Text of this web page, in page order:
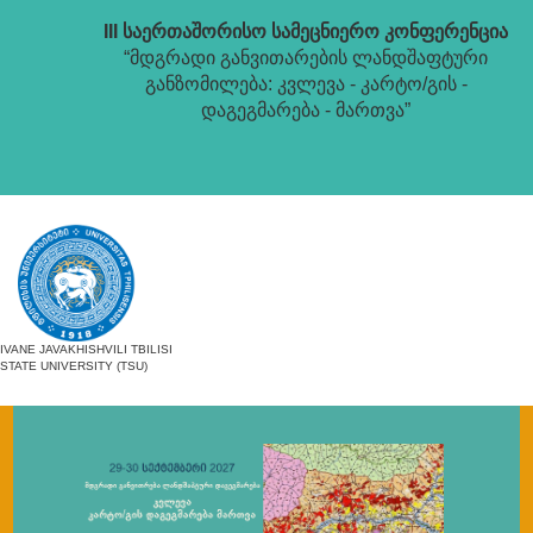
III საერთაშორისო სამეცნიერო კონფერენცია
“მდგრადი განვითარების ლანდშაფტური
განზომილება: კვლევა - კარტო/გის -
დაგეგმარება - მართვა”
IVANE JAVAKHISHVILI TBILISI
STATE UNIVERSITY (TSU)